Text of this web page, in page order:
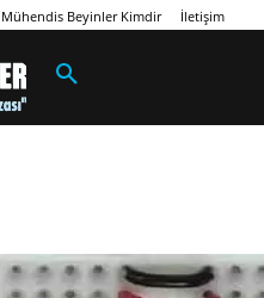
Mühendis Beyinler Kimdir İletişim